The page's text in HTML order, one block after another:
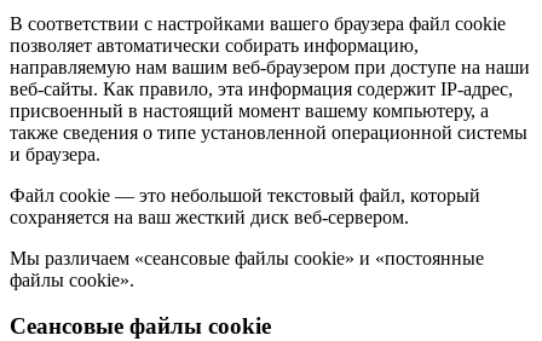
В соответствии с настройками вашего браузера файл cookie
позволяет автоматически собирать информацию,
направляемую нам вашим веб-браузером при доступе на наши
веб-сайты. Как правило, эта информация содержит IP-адрес,
присвоенный в настоящий момент вашему компьютеру, а
также сведения о типе установленной операционной системы
и браузера.
Файл cookie — это небольшой текстовый файл, который
сохраняется на ваш жесткий диск веб-сервером.
Мы различаем «сеансовые файлы cookie» и «постоянные
файлы cookie».
Сеансовые файлы cookie